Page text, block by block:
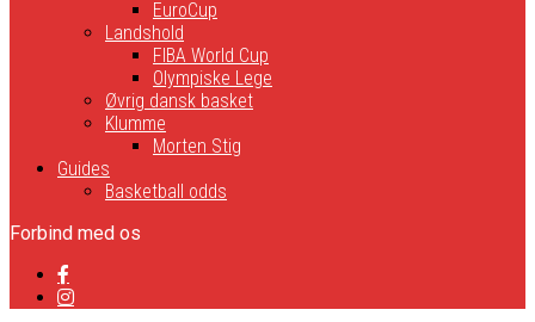
EuroCup
Landshold
FIBA World Cup
Olympiske Lege
Øvrig dansk basket
Klumme
Morten Stig
Guides
Basketball odds
Forbind med os